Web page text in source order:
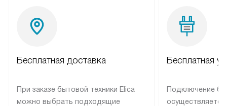
Бесплатная доставка
При заказе бытовой техники Elica
можно выбрать подходящие
Бесплатная
Подключение